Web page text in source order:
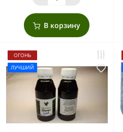
В корзину
ОГОНЬ
ЛУЧШИЙ